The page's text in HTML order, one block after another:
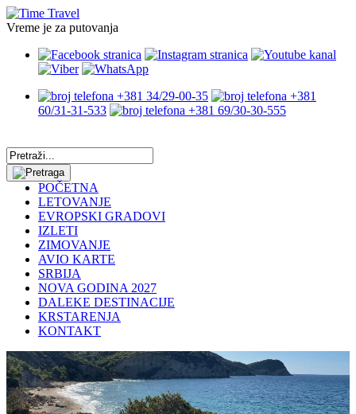
Vreme je za putovanja
+381 34/29-00-35
+381
60/31-31-533
+381 69/30-30-555
POČETNA
LETOVANJE
EVROPSKI GRADOVI
IZLETI
ZIMOVANJE
AVIO KARTE
SRBIJA
NOVA GODINA 2027
DALEKE DESTINACIJE
KRSTARENJA
KONTAKT